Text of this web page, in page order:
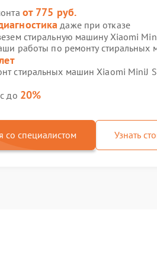
от 775 руб.
даже при отказе
стиральную машину Xiaomi
работы по ремонту
стиральных машин Xiaomi MiniJ
до 20%
со специалистом Узнать